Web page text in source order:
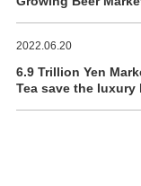
2022.06.20
6.9 Trillion Yen
Tea save the